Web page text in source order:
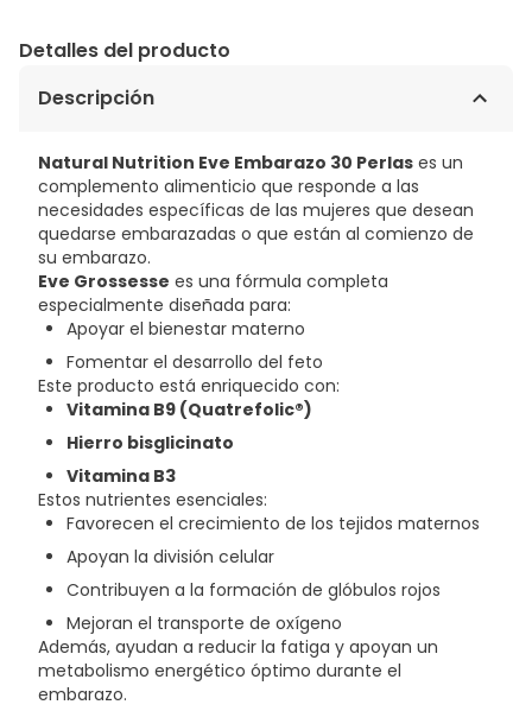
Detalles del producto
Descripción
Natural Nutrition Eve Embarazo 30 Perlas es un
complemento alimenticio que responde a las
necesidades específicas de las mujeres que desean
quedarse embarazadas o que están al comienzo de
su embarazo.
Eve Grossesse es una fórmula completa
especialmente diseñada para:
Apoyar el bienestar materno
Fomentar el desarrollo del feto
Este producto está enriquecido con:
Vitamina B9 (Quatrefolic®)
Hierro bisglicinato
Vitamina B3
Estos nutrientes esenciales:
Favorecen el crecimiento de los tejidos maternos
Apoyan la división celular
Contribuyen a la formación de glóbulos rojos
Mejoran el transporte de oxígeno
Además, ayudan a reducir la fatiga y apoyan un
metabolismo energético óptimo durante el
embarazo.